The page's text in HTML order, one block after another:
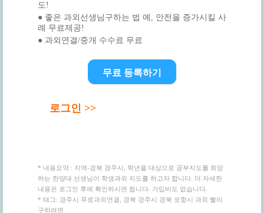
도!
● 좋은 과외선생님구하는 법 예, 안전을 증가시킬 사
례 무료제공!
● 과외연결/중개 수수료 무료
무료 등록하기
로그인 >>
* 내용요약 : 지역-경북 경주시, 학년을 대상으로 공부지도를 희망
하는 한양대 선생님이 학생과외 지도를 하고자 합니다. 더 자세한
내용은 로그인 후에 확인하시면 됩니다. 가입비도 없습니다.
* 태그: 경주시 무료과외연결, 경북 경주시 경북 포항시 과외 빨리
구하려면